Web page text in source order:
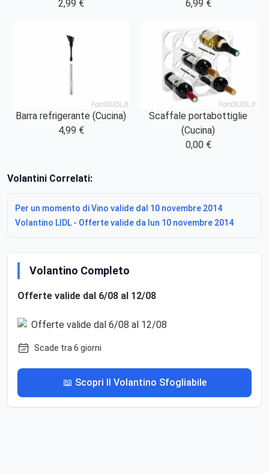
2,99 € 6,99 €
Barra refrigerante (Cucina)
4,99 €
Scaffale portabottiglie
(Cucina)
0,00 €
Volantini Correlati:
Per un momento di Vino valide dal 10 novembre 2014
Volantino LIDL - Offerte valide da lun 10 novembre 2014
Volantino Completo
Offerte valide dal 6/08 al 12/08
Scade tra 6 giorni
📖 Scopri Il Volantino Sfogliabile